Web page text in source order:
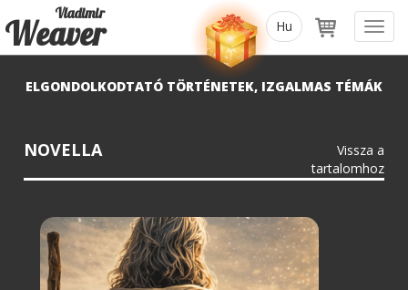
Vladimir
Weaver
ELGONDOLKODTATÓ TÖRTÉNETEK, IZGALMAS TÉMÁK
NOVELLA
Vissza a
tartalomhoz